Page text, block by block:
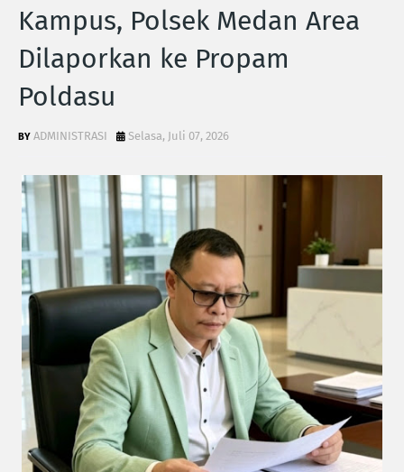
Kampus, Polsek Medan Area
Dilaporkan ke Propam
Poldasu
ADMINISTRASI Selasa, Juli 07, 2026